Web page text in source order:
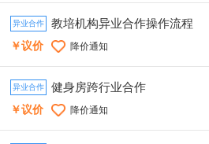
异业合作 教培机构异业合作操作流程
￥议价 降价通知
异业合作 健身房跨行业合作
￥议价 降价通知